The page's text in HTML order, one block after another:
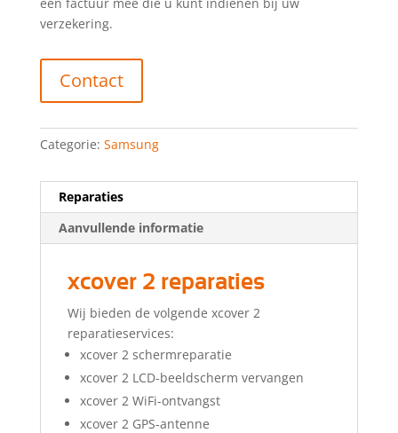
verzekering.
Contact
Categorie: Samsung
Reparaties
Aanvullende informatie
xcover 2 reparaties
Wij bieden de volgende xcover 2
reparatieservices:
xcover 2 schermreparatie
xcover 2 LCD-beeldscherm vervangen
xcover 2 WiFi-ontvangst
xcover 2 GPS-antenne